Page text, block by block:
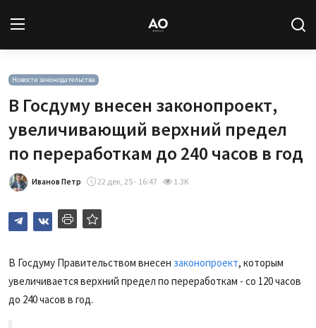
Вход
Новости
Статьи
Авторы
Архив
База знаний
Подписка
Новости законодательства
В Госдуму внесен законопроект,
увеличивающий верхний предел
по переработкам до 240 часов в год
Иванов Петр 22 дек, 25 - 16:47 1.3K
В Госдуму Правительством внесен законопроект, которым
увеличивается верхний предел по переработкам - со 120 часов
до 240 часов в год.